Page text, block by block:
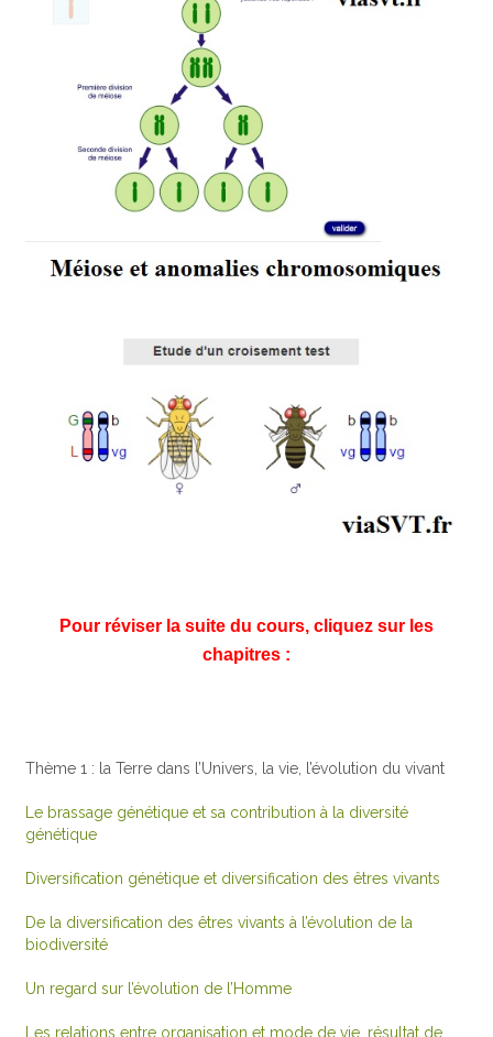
Pour réviser la suite du cours, cliquez sur les
chapitres :
Thème 1 : la Terre dans l’Univers, la vie, l’évolution du vivant
Le brassage génétique et sa contribution à la diversité
génétique
Diversification génétique et diversification des êtres vivants
De la diversification des êtres vivants à l’évolution de la
biodiversité
Un regard sur l’évolution de l’Homme
Les relations entre organisation et mode de vie, résultat de